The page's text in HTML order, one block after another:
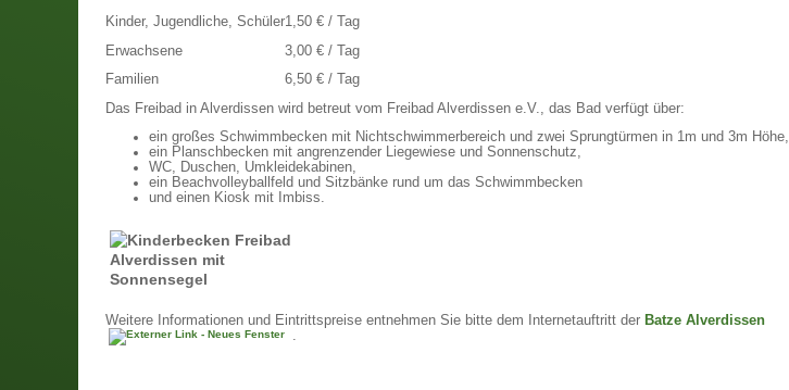
Kinder, Jugendliche, Schüler
Erwachsene
Familien
1,50 € / Tag
3,00 € / Tag
6,50 € / Tag
Das Freibad in Alverdissen wird betreut vom Freibad Alverdissen e.V., das Bad verfügt über:
ein großes Schwimmbecken mit Nichtschwimmerbereich und zwei Sprungtürmen in 1m und 3m Höhe,
ein Planschbecken mit angrenzender Liegewiese und Sonnenschutz,
WC, Duschen, Umkleidekabinen,
ein Beachvolleyballfeld und Sitzbänke rund um das Schwimmbecken
und einen Kiosk mit Imbiss.
Weitere Informationen und Eintrittspreise entnehmen Sie bitte dem Internetauftritt der Batze Alverdissen
.